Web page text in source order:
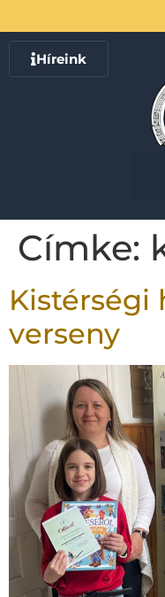
Híreink
Címke:
Kistérségi
verseny